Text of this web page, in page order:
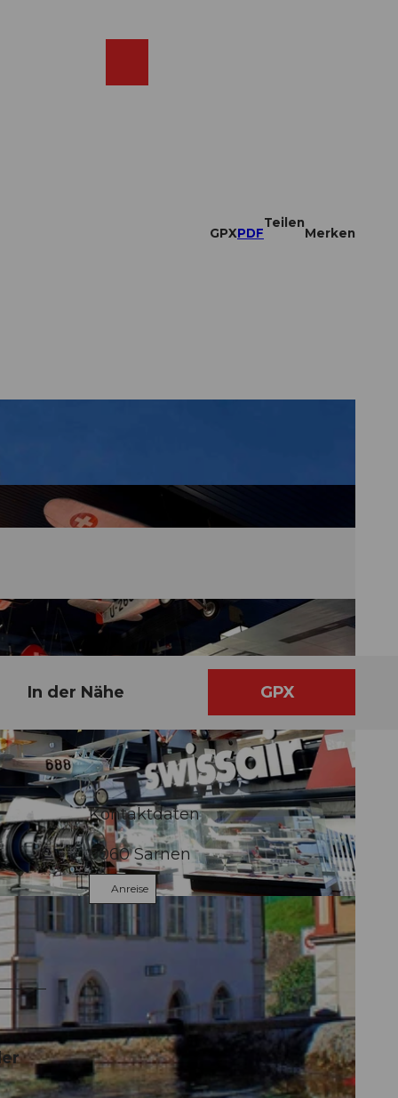
GPXPDF
Teilen
Merken
In der Nähe GPX
Kontaktdaten
6060Sarnen
Anreise